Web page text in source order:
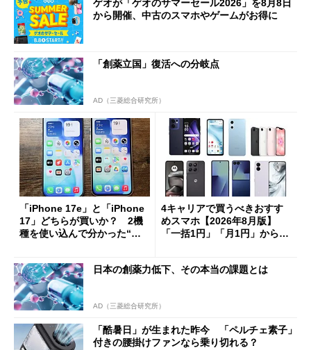
ゲオが「ゲオのサマーセール2026」を8月8日
から開催、中古のスマホやゲームがお得に
「創薬立国」復活への分岐点
AD（三菱総合研究所）
「iPhone 17e」と「iPhone
17」どちらが買いか？ 2機
種を使い込んで分かった“ス
4キャリアで買うべきおすす
めスマホ【2026年8月版】
「一括1円」「月1円」からお
日本の創薬力低下、その本当の課題とは
AD（三菱総合研究所）
「酷暑日」が生まれた昨今 「ペルチェ素子」
付きの腰掛けファンなら乗り切れる？